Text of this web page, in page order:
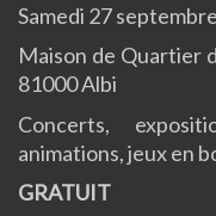
Samedi 27
Maison de Quartier
81000 Albi
Concerts,
animations, jeux en
GRATUIT